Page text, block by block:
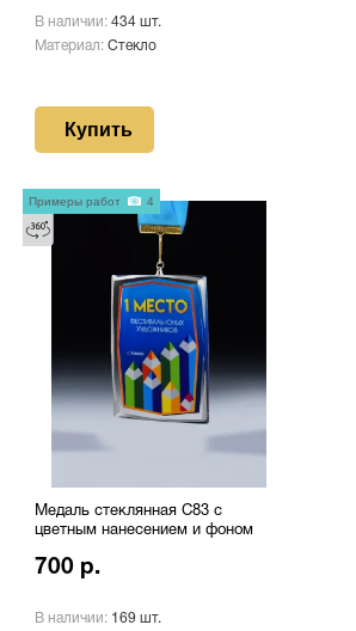
В наличии: 434 шт.
Материал: Стекло
Купить
Медаль стеклянная C83 с
цветным нанесением и фоном
700 р.
В наличии: 169 шт.
Примеры работ 4